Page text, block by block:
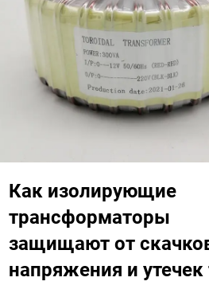
Как изолирующие
трансформаторы
защищают от
напряжения и утечек